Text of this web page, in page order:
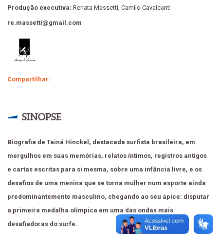
Produção executiva: Renata Massetti, Camilo Cavalcanti
re.massetti@gmail.com
Compartilhar:
SINOPSE
Biografia de Tainá Hinckel, destacada surfista brasileira, em
mergulhos em suas memórias, relatos íntimos, registros antigos
e cartas escritas para si mesma, sobre uma infância livre, e os
desafios de uma menina que se torna mulher num esporte ainda
predominantemente masculino, chegando ao seu ápice: disputar
a primeira medalha olímpica em uma das ondas mais
desafiadoras do surfe.